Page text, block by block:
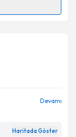
Devamı
Haritada Göster